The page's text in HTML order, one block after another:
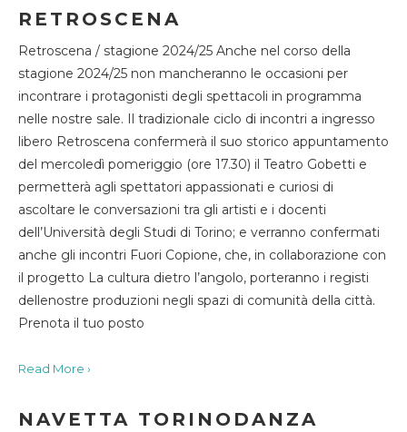
RETROSCENA
Retroscena / stagione 2024/25 Anche nel corso della
stagione 2024/25 non mancheranno le occasioni per
incontrare i protagonisti degli spettacoli in programma
nelle nostre sale. Il tradizionale ciclo di incontri a ingresso
libero Retroscena confermerà il suo storico appuntamento
del mercoledì pomeriggio (ore 17.30) il Teatro Gobetti e
permetterà agli spettatori appassionati e curiosi di
ascoltare le conversazioni tra gli artisti e i docenti
dell’Università degli Studi di Torino; e verranno confermati
anche gli incontri Fuori Copione, che, in collaborazione con
il progetto La cultura dietro l’angolo, porteranno i registi
dellenostre produzioni negli spazi di comunità della città.
Prenota il tuo posto
Read More ›
NAVETTA TORINODANZA